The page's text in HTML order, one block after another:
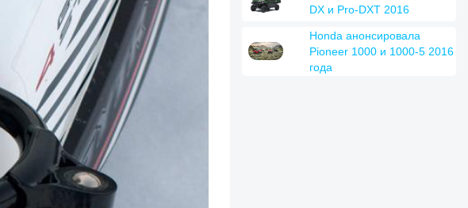
DX и Pro-DXT 2016
Honda анонсировала
Pioneer 1000 и 1000-5 2016
года